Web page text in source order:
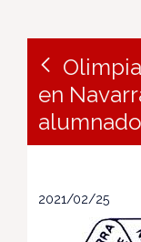
en
2021/02/25